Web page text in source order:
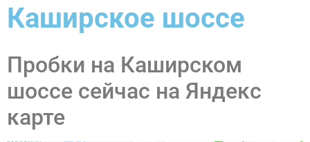
Каширское шоссе
Пробки на Каширском
шоссе сейчас на Яндекс
карте